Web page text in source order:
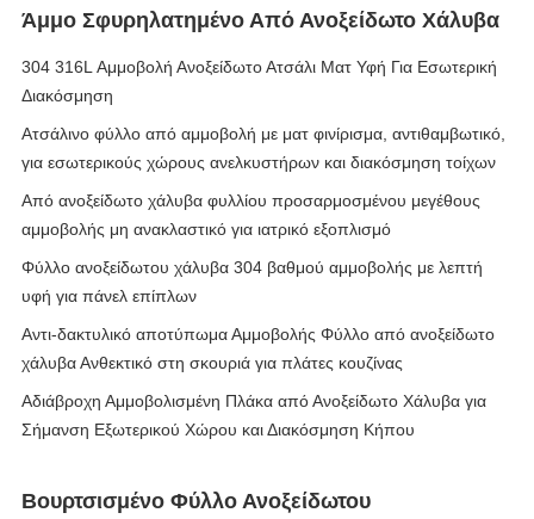
Άμμο Σφυρηλατημένο Από Ανοξείδωτο Χάλυβα
304 316L Αμμοβολή Ανοξείδωτο Ατσάλι Ματ Υφή Για Εσωτερική
Διακόσμηση
Ατσάλινο φύλλο από αμμοβολή με ματ φινίρισμα, αντιθαμβωτικό,
για εσωτερικούς χώρους ανελκυστήρων και διακόσμηση τοίχων
Από ανοξείδωτο χάλυβα φυλλίου προσαρμοσμένου μεγέθους
αμμοβολής μη ανακλαστικό για ιατρικό εξοπλισμό
Φύλλο ανοξείδωτου χάλυβα 304 βαθμού αμμοβολής με λεπτή
υφή για πάνελ επίπλων
Αντι-δακτυλικό αποτύπωμα Αμμοβολής Φύλλο από ανοξείδωτο
χάλυβα Ανθεκτικό στη σκουριά για πλάτες κουζίνας
Αδιάβροχη Αμμοβολισμένη Πλάκα από Ανοξείδωτο Χάλυβα για
Σήμανση Εξωτερικού Χώρου και Διακόσμηση Κήπου
Βουρτσισμένο Φύλλο Ανοξείδωτου